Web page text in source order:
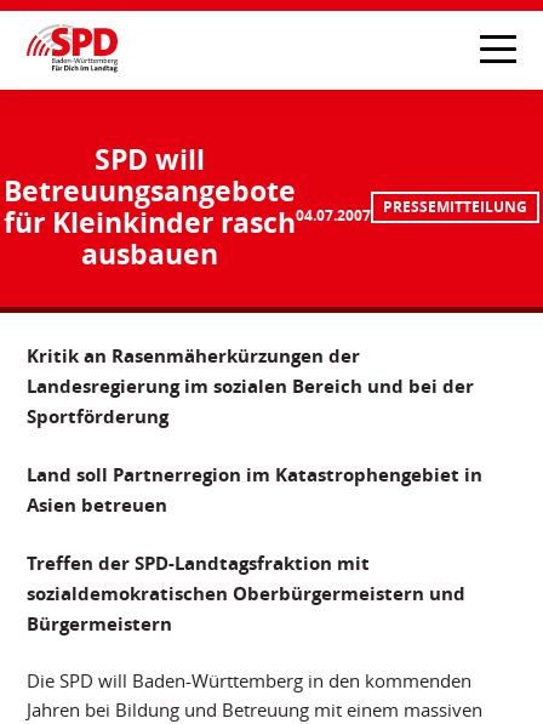
SPD will
Betreuungsangebote
für Kleinkinder rasch
ausbauen
04.07.2007 PRESSEMITTEILUNG
Kritik an Rasenmäherkürzungen der
Landesregierung im sozialen Bereich und bei der
Sportförderung
Land soll Partnerregion im Katastrophengebiet in
Asien betreuen
Treffen der SPD-Landtagsfraktion mit
sozialdemokratischen Oberbürgermeistern und
Bürgermeistern
Die SPD will Baden-Württemberg in den kommenden
Jahren bei Bildung und Betreuung mit einem massiven